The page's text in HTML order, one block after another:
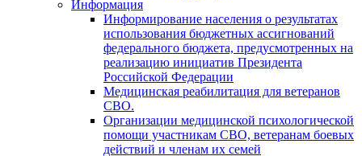
Информация
Информирование населения о результатах
использования бюджетных ассигнований
федерального бюджета, предусмотренных на
реализацию инициатив Президента
Российской Федерации
Медицинская реабилитация для ветеранов
СВО.
Организации медицинской психологической
помощи участникам СВО, ветеранам боевых
действий и членам их семей